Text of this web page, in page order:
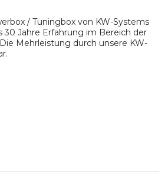
/ Tuningbox von KW-Systems
30 Jahre Erfahrung im Bereich der
Mehrleistung durch unsere KW-